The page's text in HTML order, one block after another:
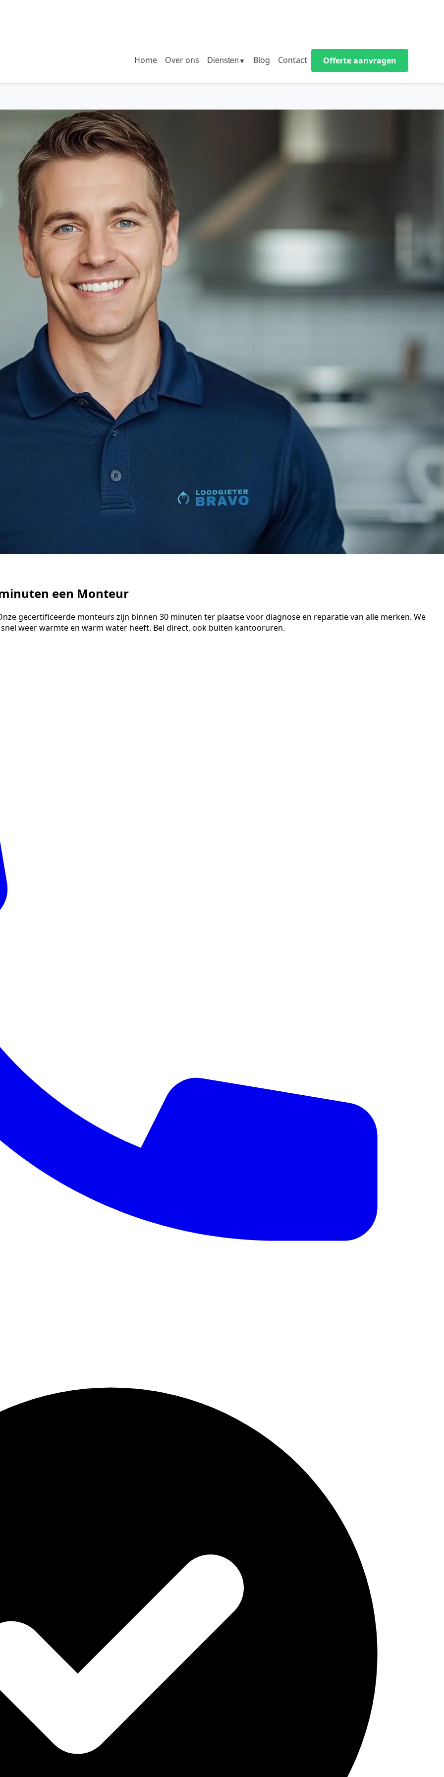
Home Over ons Diensten ▼ Blog Contact Offerte aanvragen
een Monteur
gecertificeerde monteurs zijn binnen 30 minuten ter plaatse voor diagnose en reparatie van alle merken. We
weer warmte en warm water heeft. Bel direct, ook buiten kantooruren.